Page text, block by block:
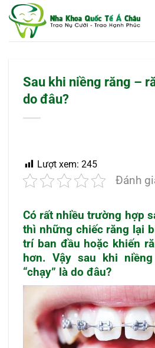
qua
Sau khi niềng răng –
do đâu?
Lượt xem: 245
Đánh
Có rất nhiều trường hợp
thì những chiếc răng lại
trí ban đầu hoặc khiến
hơn. Vậy sau khi
“chạy” là do đâu?